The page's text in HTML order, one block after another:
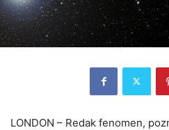
LONDON – Redak fenomen,